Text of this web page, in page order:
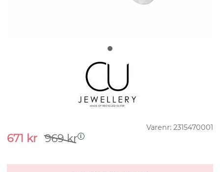
Varenr: 2315470001
969kr
671 kr